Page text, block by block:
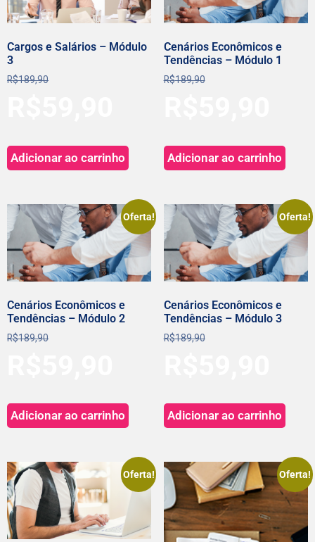
Cargos e Salários – Módulo
3
R$189,90
Adicionar ao carrinho
Cenários Econômicos e
Tendências – Módulo 1
R$189,90
Adicionar ao carrinho
Oferta!
Cenários Econômicos e
Tendências – Módulo 2
R$189,90
Adicionar ao carrinho
Oferta!
Cenários Econômicos e
Tendências – Módulo 3
R$189,90
Adicionar ao carrinho
Oferta! Oferta!